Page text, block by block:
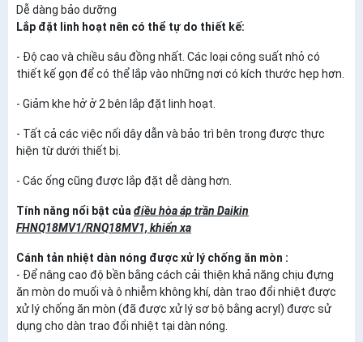
Dễ dàng bảo dưỡng
Lắp đặt linh hoạt nên có thể tự do thiết kế:
- Độ cao và chiều sâu đồng nhất. Các loại công suất nhỏ có
thiết kế gọn để có thể lắp vào những nơi có kích thước hẹp hơn.
- Giảm khe hở ở 2 bên lắp đặt linh hoạt.
- Tất cả các việc nối dây dẫn và bảo trì bên trong được thực
hiện từ dưới thiết bị.
- Các ống cũng được lắp đặt dễ dàng hơn.
Tính năng nổi bật của điều hòa áp trần Daikin
FHNQ18MV1/RNQ18MV1, khiển xa
Cánh tản nhiệt dàn nóng được xử lý chống ăn mòn :
- Để nâng cao độ bền bằng cách cải thiện khả năng chịu đựng
ăn mòn do muối và ô nhiễm không khí, dàn trao đổi nhiệt được
xử lý chống ăn mòn (đã được xử lý sơ bộ bằng acryl) được sử
dụng cho dàn trao đổi nhiệt tại dàn nóng.